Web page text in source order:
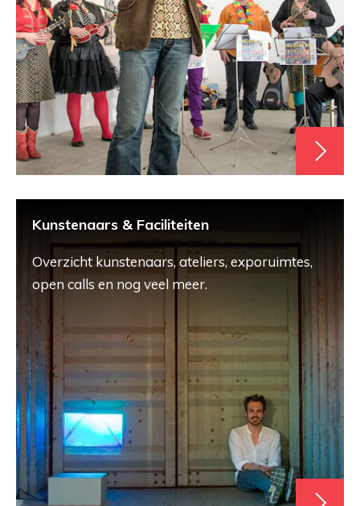
Kunstenaars & Faciliteiten
Overzicht kunstenaars, ateliers, exporuimtes,
open calls en nog veel meer.